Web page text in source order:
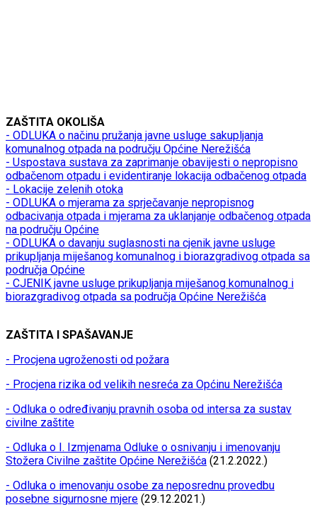
ZAŠTITA OKOLIŠA
- ODLUKA o načinu pružanja javne usluge sakupljanja
komunalnog otpada na području Općine Nerežišća
- Uspostava sustava za zaprimanje obavijesti o nepropisno
odbačenom otpadu i evidentiranje lokacija odbačenog otpada
- Lokacije zelenih otoka
- ODLUKA o mjerama za sprječavanje nepropisnog
odbacivanja otpada i mjerama za uklanjanje odbačenog otpada
na području Općine
- ODLUKA o davanju suglasnosti na cjenik javne usluge
prikupljanja miješanog komunalnog i biorazgradivog otpada sa
područja Općine
- CJENIK javne usluge prikupljanja miješanog komunalnog i
biorazgradivog otpada sa područja Općine Nerežišća
ZAŠTITA I SPAŠAVANJE
- Procjena ugroženosti od požara
- Procjena rizika od velikih nesreća za Općinu Nerežišća
- Odluka o određivanju pravnih osoba od intersa za sustav
civilne zaštite
- Odluka o I. Izmjenama Odluke o osnivanju i imenovanju
Stožera Civilne zaštite Općine Nerežišća (21.2.2022.)
- Odluka o imenovanju osobe za neposrednu provedbu
posebne sigurnosne mjere (29.12.2021.)